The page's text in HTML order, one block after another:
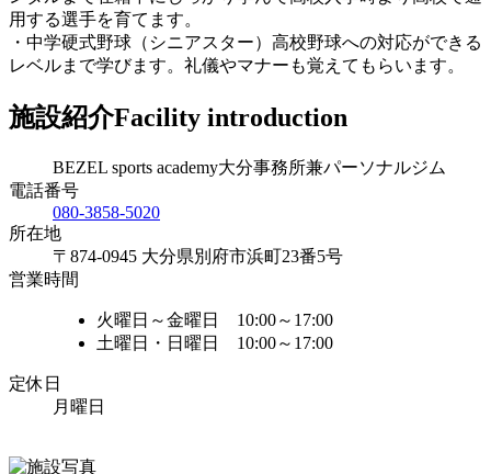
用する選手を育てます。
・中学硬式野球（シニアスター）高校野球への対応ができる
レベルまで学びます。礼儀やマナーも覚えてもらいます。
施設紹介Facility introduction
BEZEL sports academy大分事務所兼パーソナルジム
電話番号
080-3858-5020
所在地
〒874-0945 大分県別府市浜町23番5号
営業時間
火曜日～金曜日 10:00～17:00
土曜日・日曜日 10:00～17:00
定休日
月曜日